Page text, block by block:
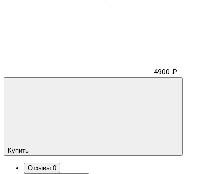
4900 ₽
Купить
Отзывы 0